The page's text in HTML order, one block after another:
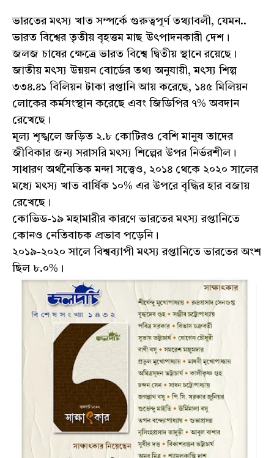
ভারতের মৎস্য খাত সম্পর্কে গুরুত্বপূর্ণ তথ্যাবলী, যেমন..
ভারত বিশ্বের তৃতীয় বৃহত্তম মাছ উৎপাদনকারী দেশ।
জলজ চাষের ক্ষেত্রে ভারত বিশ্বে দ্বিতীয় স্থানে রয়েছে।
জাতীয় মৎস্য উন্নয়ন বোর্ডের তথ্য অনুযায়ী, মৎস্য শিল্প
৩৩৪.৪১ বিলিয়ন টাকা রপ্তানি আয় করেছে, ১৪৫ মিলিয়ন
লোকের কর্মসংস্থান করেছে এবং জিডিপির ৭% অবদান
রেখেছে।
মূল্য শৃঙ্খলে জড়িত ২.৮ কোটিরও বেশি মানুষ তাদের
জীবিকার জন্য সরাসরি মৎস্য শিল্পের উপর নির্ভরশীল।
সাধারণ অর্থনৈতিক মন্দা সত্ত্বেও, ২০১৪ থেকে ২০২০ সালের
মধ্যে মৎস্য খাত বার্ষিক ১০% এর উপরে বৃদ্ধির হার বজায়
রেখেছে।
কোভিড-১৯ মহামারীর কারণে ভারতের মৎস্য রপ্তানিতে
কোনও নেতিবাচক প্রভাব পড়েনি।
২০১৯-২০২০ সালে বিশ্বব্যাপী মৎস্য রপ্তানিতে ভারতের অংশ
ছিল ৮.০%।